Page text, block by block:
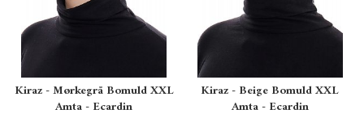
Kiraz - Mørkegrå Bomuld XXL
Amta - Ecardin
Kiraz - Beige Bomuld XXL
Amta - Ecardin